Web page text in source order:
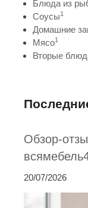
Блюда из
Соусы1
Домашние
Мясо1
Вторые
Обзор-
20/07/2026